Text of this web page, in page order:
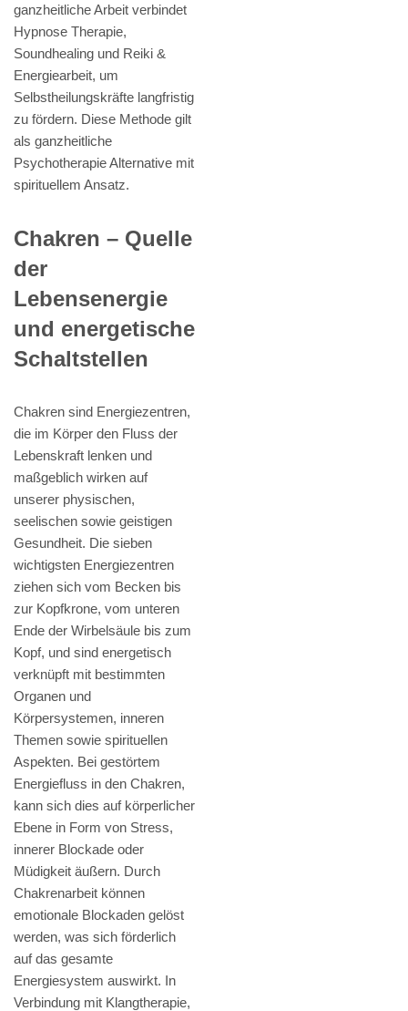
ganzheitliche Arbeit verbindet
Hypnose Therapie,
Soundhealing und Reiki &
Energiearbeit, um
Selbstheilungskräfte langfristig
zu fördern. Diese Methode gilt
als ganzheitliche
Psychotherapie Alternative mit
spirituellem Ansatz.
Chakren – Quelle
der
Lebensenergie
und energetische
Schaltstellen
Chakren sind Energiezentren,
die im Körper den Fluss der
Lebenskraft lenken und
maßgeblich wirken auf
unserer physischen,
seelischen sowie geistigen
Gesundheit. Die sieben
wichtigsten Energiezentren
ziehen sich vom Becken bis
zur Kopfkrone, vom unteren
Ende der Wirbelsäule bis zum
Kopf, und sind energetisch
verknüpft mit bestimmten
Organen und
Körpersystemen, inneren
Themen sowie spirituellen
Aspekten. Bei gestörtem
Energiefluss in den Chakren,
kann sich dies auf körperlicher
Ebene in Form von Stress,
innerer Blockade oder
Müdigkeit äußern. Durch
Chakrenarbeit können
emotionale Blockaden gelöst
werden, was sich förderlich
auf das gesamte
Energiesystem auswirkt. In
Verbindung mit Klangtherapie,